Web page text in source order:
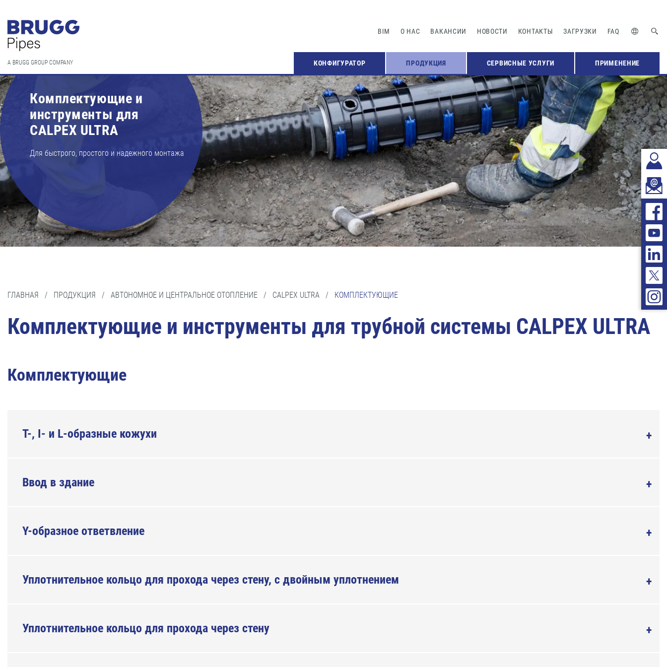
BIM О НАС ВАКАНСИИ НОВОСТИ КОНТАКТЫ ЗАГРУЗКИ FAQ
A BRUGG GROUP COMPANY КОНФИГУРАТОР ПРОДУКЦИЯ СЕРВИСНЫЕ УСЛУГИ ПРИМЕНЕНИЕ
Комплектующие и
инструменты для
CALPEX ULTRA
Для быстрого, простого и надежного монтажа
ГЛАВНАЯ / ПРОДУКЦИЯ / АВТОНОМНОЕ И ЦЕНТРАЛЬНОЕ ОТОПЛЕНИЕ / CALPEX ULTRA / КОМПЛЕКТУЮЩИЕ
Комплектующие и инструменты для трубной системы CALPEX ULTRA
Комплектующие
T-, I- и L-образные кожухи
Ввод в здание
Y-образное ответвление
Уплотнительное кольцо для прохода через стену, с двойным уплотнением
Уплотнительное кольцо для прохода через стену